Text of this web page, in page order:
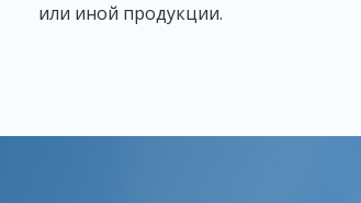
или иной продукции.